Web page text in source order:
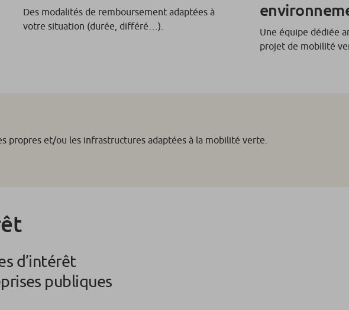
Des modalités de remboursement adaptées à
votre situation (durée, différé…).
Une équipe dédiée
projet de mobilité
propres et/ou les infrastructures adaptées à la mobilité verte.
d’intérêt
publiques